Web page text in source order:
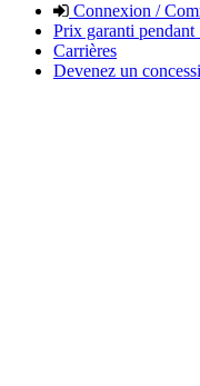
Connexion /
Prix garanti pendant
Carrières
Devenez un